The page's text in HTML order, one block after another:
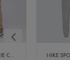
NIKE SPODNIE CLUB